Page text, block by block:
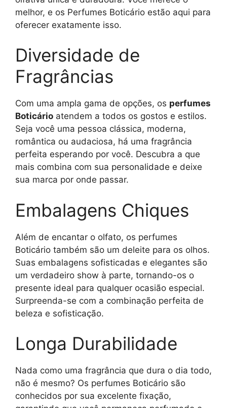
melhor, e os Perfumes Boticário estão aqui para
oferecer exatamente isso.
Diversidade de
Fragrâncias
Com uma ampla gama de opções, os perfumes
Boticário atendem a todos os gostos e estilos.
Seja você uma pessoa clássica, moderna,
romântica ou audaciosa, há uma fragrância
perfeita esperando por você. Descubra a que
mais combina com sua personalidade e deixe
sua marca por onde passar.
Embalagens Chiques
Além de encantar o olfato, os perfumes
Boticário também são um deleite para os olhos.
Suas embalagens sofisticadas e elegantes são
um verdadeiro show à parte, tornando-os o
presente ideal para qualquer ocasião especial.
Surpreenda-se com a combinação perfeita de
beleza e sofisticação.
Longa Durabilidade
Nada como uma fragrância que dura o dia todo,
não é mesmo? Os perfumes Boticário são
conhecidos por sua excelente fixação,